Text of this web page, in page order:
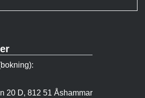
20 D, 812 51 Åshammar